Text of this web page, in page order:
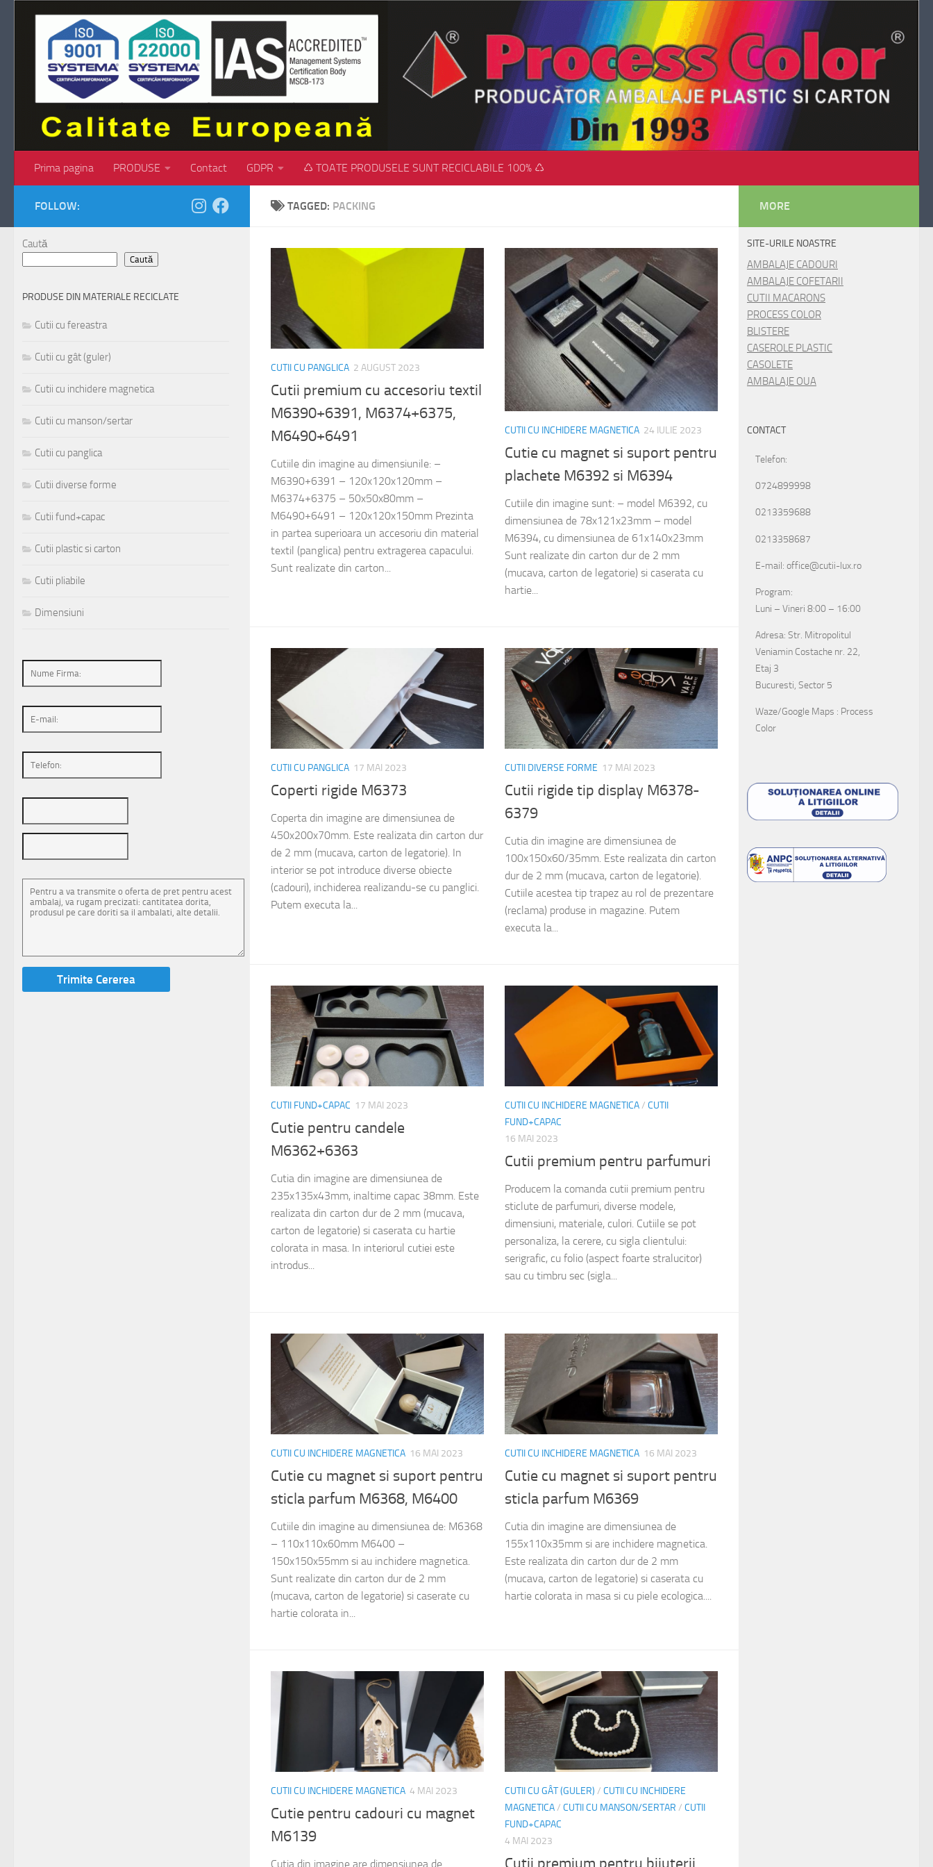
Skip to content
Prima pagina PRODUSE Contact GDPR ♺ TOATE PRODUSELE SUNT RECICLABILE 100% ♺
TAGGED: PACKING
CUTII CU PANGLICA 2 AUGUST 2023
Cutii premium cu accesoriu textil
M6390+6391, M6374+6375,
M6490+6491
Cutiile din imagine au dimensiunile: –
M6390+6391 – 120x120x120mm –
M6374+6375 – 50x50x80mm –
M6490+6491 – 120x120x150mm Prezinta
in partea superioara un accesoriu din material
textil (panglica) pentru extragerea capacului.
Sunt realizate din carton...
CUTII CU INCHIDERE MAGNETICA 24 IULIE 2023
Cutie cu magnet si suport pentru
plachete M6392 si M6394
Cutiile din imagine sunt: – model M6392, cu
dimensiunea de 78x121x23mm – model
M6394, cu dimensiunea de 61x140x23mm
Sunt realizate din carton dur de 2 mm
(mucava, carton de legatorie) si caserata cu
hartie...
CUTII CU PANGLICA 17 MAI 2023
Coperti rigide M6373
Coperta din imagine are dimensiunea de
450x200x70mm. Este realizata din carton dur
de 2 mm (mucava, carton de legatorie). In
interior se pot introduce diverse obiecte
(cadouri), inchiderea realizandu-se cu panglici.
Putem executa la...
CUTII DIVERSE FORME 17 MAI 2023
Cutii rigide tip display M6378-
6379
Cutia din imagine are dimensiunea de
100x150x60/35mm. Este realizata din carton
dur de 2 mm (mucava, carton de legatorie).
Cutiile acestea tip trapez au rol de prezentare
(reclama) produse in magazine. Putem
executa la...
CUTII FUND+CAPAC 17 MAI 2023
Cutie pentru candele
M6362+6363
Cutia din imagine are dimensiunea de
235x135x43mm, inaltime capac 38mm. Este
realizata din carton dur de 2 mm (mucava,
carton de legatorie) si caserata cu hartie
colorata in masa. In interiorul cutiei este
introdus...
CUTII CU INCHIDERE MAGNETICA/ CUTII
FUND+CAPAC
16 MAI 2023
Cutii premium pentru parfumuri
Producem la comanda cutii premium pentru
sticlute de parfumuri, diverse modele,
dimensiuni, materiale, culori. Cutiile se pot
personaliza, la cerere, cu sigla clientului:
serigrafic, cu folio (aspect foarte stralucitor)
sau cu timbru sec (sigla...
CUTII CU INCHIDERE MAGNETICA 16 MAI 2023
Cutie cu magnet si suport pentru
sticla parfum M6368, M6400
Cutiile din imagine au dimensiunea de: M6368
– 110x110x60mm M6400 –
150x150x55mm si au inchidere magnetica.
Sunt realizate din carton dur de 2 mm
(mucava, carton de legatorie) si caserate cu
hartie colorata in...
CUTII CU INCHIDERE MAGNETICA 16 MAI 2023
Cutie cu magnet si suport pentru
sticla parfum M6369
Cutia din imagine are dimensiunea de
155x110x35mm si are inchidere magnetica.
Este realizata din carton dur de 2 mm
(mucava, carton de legatorie) si caserata cu
hartie colorata in masa si cu piele ecologica....
CUTII CU INCHIDERE MAGNETICA 4 MAI 2023
Cutie pentru cadouri cu magnet
M6139
Cutia din imagine are dimensiunea de
CUTII CU GÂT (GULER) / CUTII CU INCHIDERE
MAGNETICA/ CUTII CU MANSON/SERTAR / CUTII
FUND+CAPAC
4 MAI 2023
FOLLOW:
Caută
Caută
PRODUSE DIN MATERIALE RECICLATE
Cutii cu fereastra
Cutii cu gât (guler)
Cutii cu inchidere magnetica
Cutii cu manson/sertar
Cutii cu panglica
Cutii diverse forme
Cutii fund+capac
Cutii plastic si carton
Cutii pliabile
Dimensiuni
MORE
SITE-URILE NOASTRE
AMBALAJE CADOURI
AMBALAJE COFETARII
CUTII MACARONS
PROCESS COLOR
BLISTERE
CASEROLE PLASTIC
CASOLETE
AMBALAJE OUA
CONTACT
Telefon:
0724899998
0213359688
0213358687
E-mail: office@cutii-lux.ro
Program:
Luni – Vineri 8:00 – 16:00
Adresa: Str. Mitropolitul
Veniamin Costache nr. 22,
Etaj 3
Bucuresti, Sector 5
Waze/Google Maps : Process
Color